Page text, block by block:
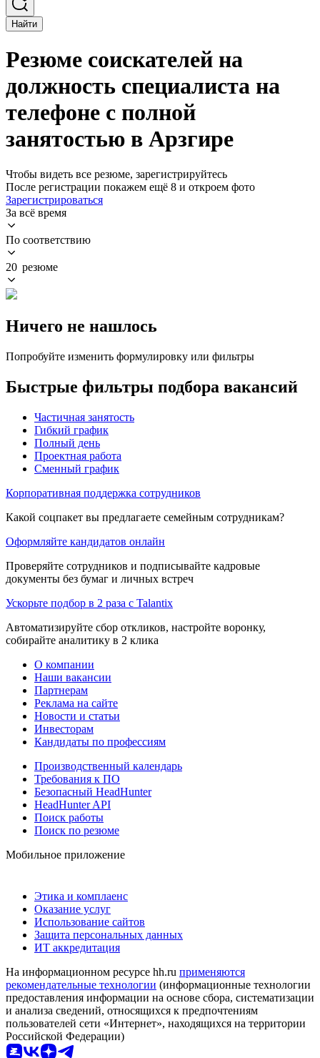
Найти
Резюме соискателей на
должность специалиста на
телефоне с полной
занятостью в Арзгире
Чтобы видеть все резюме, зарегистрируйтесь
После регистрации покажем ещё 8 и откроем фото
Зарегистрироваться
За всё время
По соответствию
20 резюме
Ничего не нашлось
Попробуйте изменить формулировку или фильтры
Быстрые фильтры подбора вакансий
Частичная занятость
Гибкий график
Полный день
Проектная работа
Сменный график
Корпоративная поддержка сотрудников
Какой соцпакет вы предлагаете семейным сотрудникам?
Оформляйте кандидатов онлайн
Проверяйте сотрудников и подписывайте кадровые
документы без бумаг и личных встреч
Ускорьте подбор в 2 раза с Talantix
Автоматизируйте сбор откликов, настройте воронку,
собирайте аналитику в 2 клика
О компании
Наши вакансии
Партнерам
Реклама на сайте
Новости и статьи
Инвесторам
Кандидаты по профессиям
Производственный календарь
Требования к ПО
Безопасный HeadHunter
HeadHunter API
Поиск работы
Поиск по резюме
Мобильное приложение
Этика и комплаенс
Оказание услуг
Использование сайтов
Защита персональных данных
ИТ аккредитация
На информационном ресурсе hh.ru применяются
рекомендательные технологии (информационные технологии
предоставления информации на основе сбора, систематизации
и анализа сведений, относящихся к предпочтениям
пользователей сети «Интернет», находящихся на территории
Российской Федерации)